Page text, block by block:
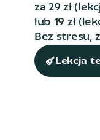
za 29 zł
lub 19 zł
Bez stresu,
Lekcja